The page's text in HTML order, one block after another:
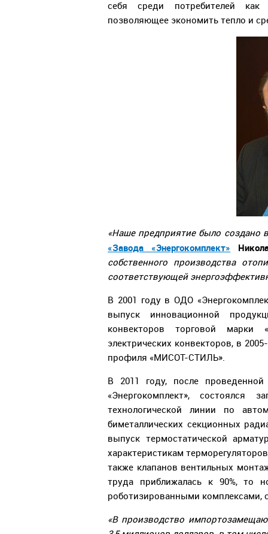
себя среди потребителей как
позволяющее экономить тепло и
«Наше предприятие было создано
«Завода «Энергокомплект»
собственного производства
соответствующей
В 2001 году в ОДО
выпуск инновационной
конвекторов торговой
электрических конвекторов, в
профиля «МИСОТ-СТИЛЬ».
В 2011 году, после
«Энергокомплект», состоялся
технологической линии по
биметаллических секционных
выпуск термостатической
характеристикам
также клапанов вентильных
труда приближалась к 90%, то
роботизированными
«В производство